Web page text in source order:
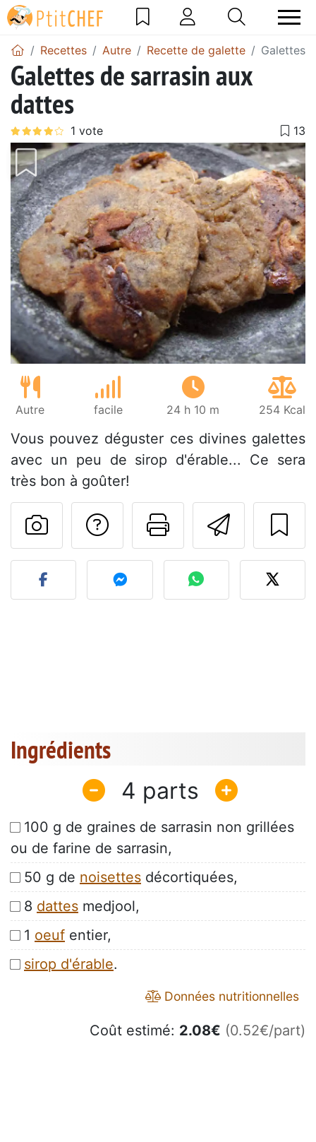
Recettes Autre Recette de galette Galettes
Galettes de sarrasin aux
dattes
Autre facile 24 h 10 m 254 Kcal
Vous pouvez déguster ces divines galettes
avec un peu de sirop d'érable... Ce sera
très bon à goûter!
Imprimer
Poser une
Publier votre photo de
Ingrédients
4
100 g de graines de sarrasin non grillées
ou de farine de sarrasin,
50 g de noisettes décortiquées,
8 dattes medjool,
1 oeuf entier,
sirop d'érable.
Données nutritionnelles
Coût estimé: 2.08€ (0.52€/part)